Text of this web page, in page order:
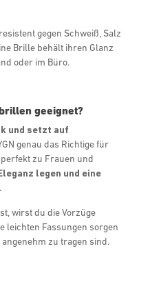
gegen Schweiß, Salz
Brille behält ihren Glanz
oder im Büro.
geeignet?
und setzt auf
genau das Richtige für
zu Frauen und
legen und eine
wirst du die Vorzüge
leichten Fassungen sorgen
zu tragen sind.